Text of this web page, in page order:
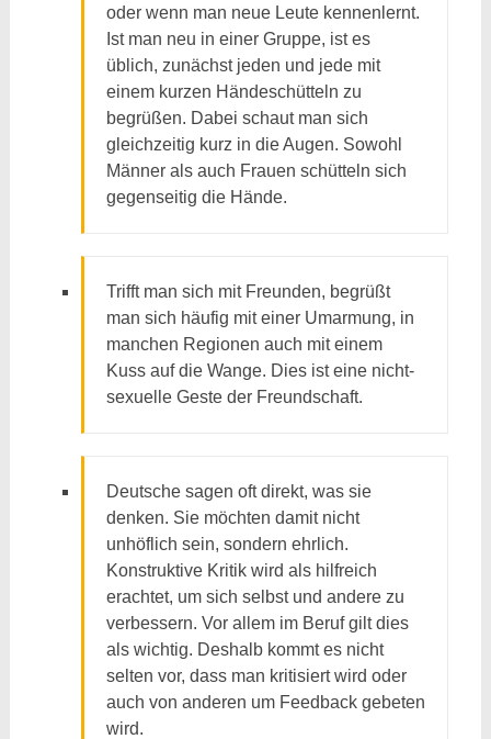
oder wenn man neue Leute kennenlernt.
Ist man neu in einer Gruppe, ist es
üblich, zunächst jeden und jede mit
einem kurzen Händeschütteln zu
begrüßen. Dabei schaut man sich
gleichzeitig kurz in die Augen. Sowohl
Männer als auch Frauen schütteln sich
gegenseitig die Hände.
Trifft man sich mit Freunden, begrüßt
man sich häufig mit einer Umarmung, in
manchen Regionen auch mit einem
Kuss auf die Wange. Dies ist eine nicht-
sexuelle Geste der Freundschaft.
Deutsche sagen oft direkt, was sie
denken. Sie möchten damit nicht
unhöflich sein, sondern ehrlich.
Konstruktive Kritik wird als hilfreich
erachtet, um sich selbst und andere zu
verbessern. Vor allem im Beruf gilt dies
als wichtig. Deshalb kommt es nicht
selten vor, dass man kritisiert wird oder
auch von anderen um Feedback gebeten
wird.